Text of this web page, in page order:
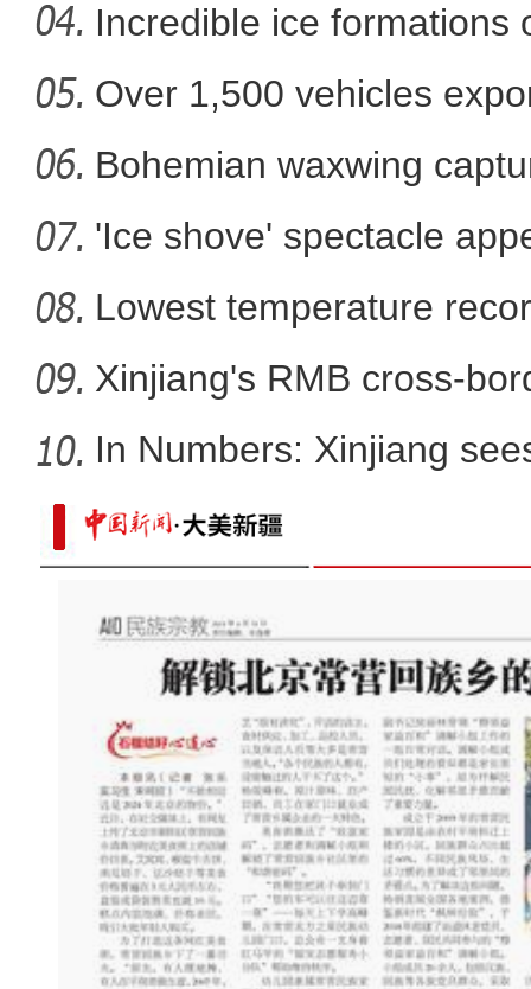
新疆吐鲁番：一条滴灌带 “
“杭州-阿克苏同心杯”2024
Incredible ice formations
Over 1,500 vehicles
Bohemian waxwing
'Ice shove' spectacle
Lowest temperature
Xinjiang's RMB cross-
In Numbers: Xinjiang